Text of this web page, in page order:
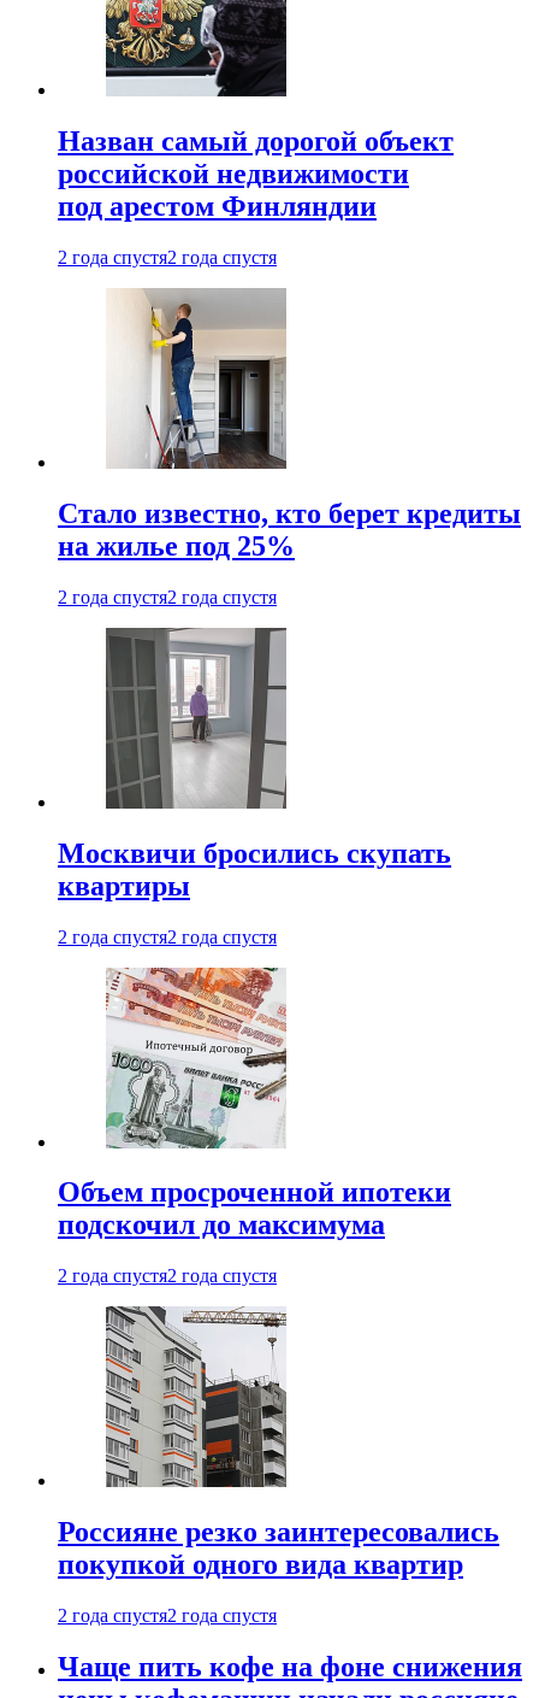
Назван самый дорогой объект
российской недвижимости
под арестом Финляндии
2 года спустя2 года спустя
Стало известно, кто берет кредиты
на жилье под 25%
2 года спустя2 года спустя
Москвичи бросились скупать
квартиры
2 года спустя2 года спустя
Объем просроченной ипотеки
подскочил до максимума
2 года спустя2 года спустя
Россияне резко заинтересовались
покупкой одного вида квартир
2 года спустя2 года спустя
Чаще пить кофе на фоне снижения